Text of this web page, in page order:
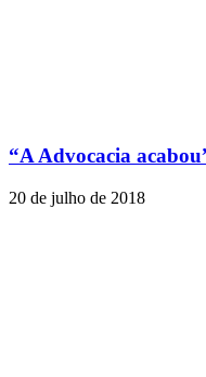
“A Advocacia
20 de julho de 2018